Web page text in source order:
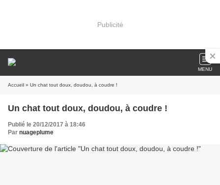
Publicité
MENU
Accueil » Un chat tout doux, doudou, à coudre !
Un chat tout doux, doudou, à coudre !
Publié le 20/12/2017 à 18:46
Par nuageplume